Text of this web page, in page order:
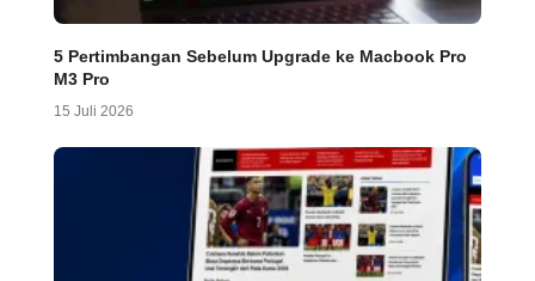
5 Pertimbangan Sebelum Upgrade ke Macbook Pro
M3 Pro
15 Juli 2026